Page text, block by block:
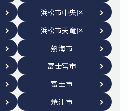
浜松市中央区
浜松市天竜区
熱海市
富士宮市
富士市
焼津市